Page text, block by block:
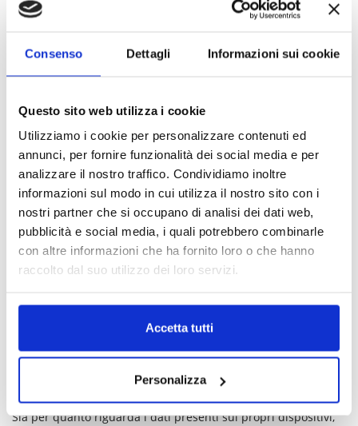
Consenso Dettagli Informazioni sui cookie
Questo sito web utilizza i cookie
Utilizziamo i cookie per personalizzare contenuti ed
annunci, per fornire funzionalità dei social media e per
analizzare il nostro traffico. Condividiamo inoltre
informazioni sul modo in cui utilizza il nostro sito con i
nostri partner che si occupano di analisi dei dati web,
pubblicità e social media, i quali potrebbero combinarle
con altre informazioni che ha fornito loro o che hanno
raccolto dal suo utilizzo dei loro servizi.
Accetta tutti
Personalizza
Durante e dopo la navigazione i suoi dati potranno essere
- Google: Servizio pubblicitario, Target pubblicitario,
Analitica/Misurazione, Personalizzazione dei contenuti,
Analitica/Misurazione, Personalizzazione dei contenuti,
Ottimizzazione;
- Google Analytics: Target pubblicitario, Analitica/Misurazione,
Ottimizzazione.
I Suoi dati non saranno diffusi.
7. Trasferimento dati
I dati personali sono conservati su dispositivi ubicati preso la
sede del Titolare del trattamento o presso provider, all’interno
del trattamento, ove si rendesse necessario, avrà facoltà di
spostare i dati anche in paesi extra-UE. In tal caso il Titolare
assicura sin d’ora che il trasferimento dei dati extra-UE
avverrà in conformità alle disposizioni di legge applicabili,
previa stipula delle clausole contrattuali e verifiche standard
previste dalla Commissione Europea.
Sia per quanto riguarda i dati presenti sui propri dispositivi,